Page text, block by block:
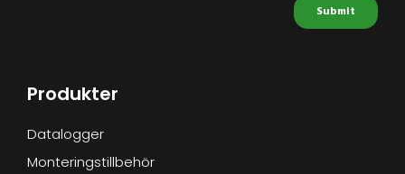
Produkter
Datalogger
Monteringstillbehör